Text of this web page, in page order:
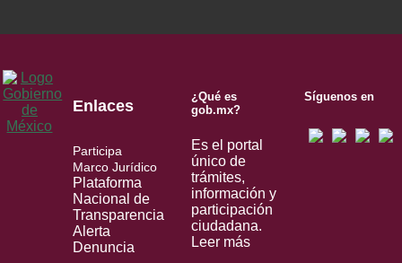
Enlaces
Participa
Marco Jurídico
Plataforma
Nacional de
Transparencia
Alerta
Denuncia
¿Qué es
gob.mx?
Es el portal
único de
trámites,
información y
participación
ciudadana.
Leer más
Síguenos en